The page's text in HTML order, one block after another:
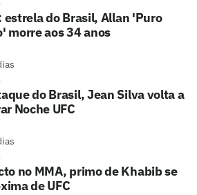
estrela do Brasil, Allan 'Puro
morre aos 34 anos
do Brasil, Jean Silva volta a
Noche UFC
no MMA, primo de Khabib se
de UFC